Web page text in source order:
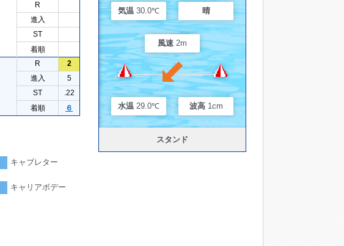
R
進入
ST
着順
R
2
進入
5
ST
.22
着順
６
キャブレター
キャリアボデー
気温 30.0℃ 晴
風速 2m
水温 29.0℃ 波高 1cm
スタンド